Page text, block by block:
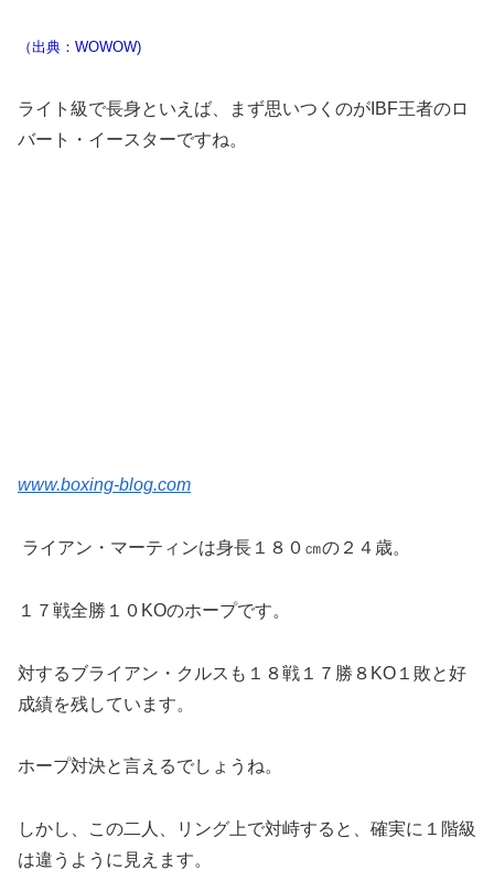
（出典：WOWOW)
ライト級で長身といえば、まず思いつくのがIBF王者のロ
バート・イースターですね。
www.boxing-blog.com
ライアン・マーティンは身長１８０㎝の２４歳。
１７戦全勝１０KOのホープです。
対するブライアン・クルスも１８戦１７勝８KO１敗と好
成績を残しています。
ホープ対決と言えるでしょうね。
しかし、この二人、リング上で対峙すると、確実に１階級
は違うように見えます。